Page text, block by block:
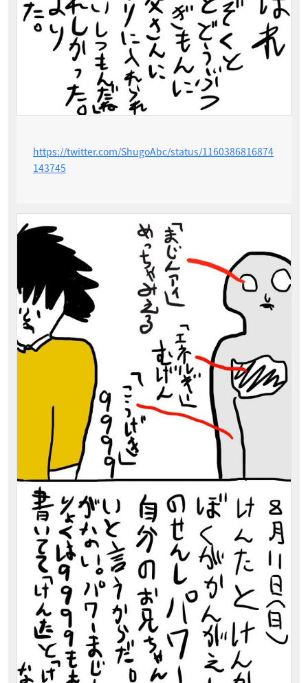
https://twitter.com/ShugoAbc/status/1160386816874
143745